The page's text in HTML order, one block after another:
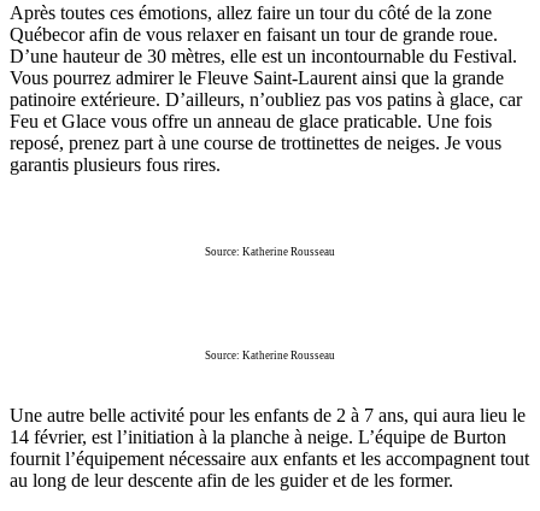
Après toutes ces émotions, allez faire un tour du côté de la zone
Québecor afin de vous relaxer en faisant un tour de grande roue.
D’une hauteur de 30 mètres, elle est un incontournable du Festival.
Vous pourrez admirer le Fleuve Saint-Laurent ainsi que la grande
patinoire extérieure. D’ailleurs, n’oubliez pas vos patins à glace, car
Feu et Glace vous offre un anneau de glace praticable. Une fois
reposé, prenez part à une course de trottinettes de neiges. Je vous
garantis plusieurs fous rires.
Source: Katherine Rousseau
Source: Katherine Rousseau
Une autre belle activité pour les enfants de 2 à 7 ans, qui aura lieu le
14 février, est l’initiation à la planche à neige. L’équipe de Burton
fournit l’équipement nécessaire aux enfants et les accompagnent tout
au long de leur descente afin de les guider et de les former.